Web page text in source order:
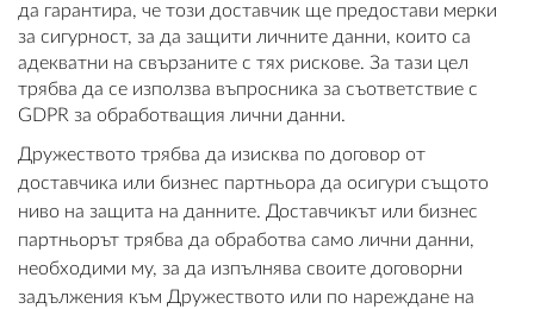
да гарантира, че този доставчик ще предостави мерки
за сигурност, за да защити личните данни, които са
адекватни на свързаните с тях рискове. За тази цел
трябва да се използва въпросника за съответствие с
GDPR за обработващия лични данни.
Дружеството трябва да изисква по договор от
доставчика или бизнес партньора да осигури същото
ниво на защита на данните. Доставчикът или бизнес
партньорът трябва да обработва само лични данни,
необходими му, за да изпълнява своите договорни
задължения към Дружеството или по нареждане на